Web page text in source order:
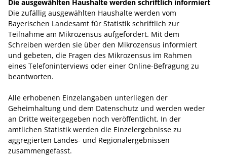
Die ausgewählten Haushalte werden schriftlich informiert
Die zufällig ausgewählten Haushalte werden vom
Bayerischen Landesamt für Statistik schriftlich zur
Teilnahme am Mikrozensus aufgefordert. Mit dem
Schreiben werden sie über den Mikrozensus informiert
und gebeten, die Fragen des Mikrozensus im Rahmen
eines Telefoninterviews oder einer Online-Befragung zu
beantworten.
Alle erhobenen Einzelangaben unterliegen der
Geheimhaltung und dem Datenschutz und werden weder
an Dritte weitergegeben noch veröffentlicht. In der
amtlichen Statistik werden die Einzelergebnisse zu
aggregierten Landes- und Regionalergebnissen
zusammengefasst.